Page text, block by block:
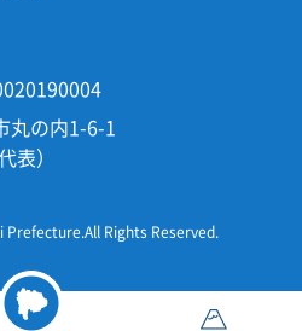
の内1-6-1
）
Rights Reserved.